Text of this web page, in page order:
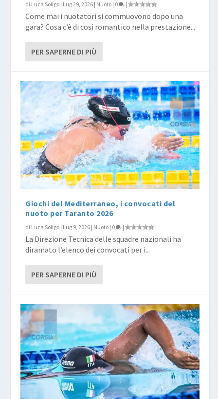
di Luca Soligo | Lug 29, 2026 | Nuoto | 0 |
Come mai i nuotatori si commuovono dopo una
gara? Cosa c’è di così romantico nella prestazione...
PER SAPERNE DI PIÙ
Giochi del Mediterraneo, i convocati del
nuoto per Taranto 2026
di Luca Soligo | Lug 9, 2026 | Nuoto | 0 |
La Direzione Tecnica delle squadre nazionali ha
diramato l’elenco dei convocati per i...
PER SAPERNE DI PIÙ